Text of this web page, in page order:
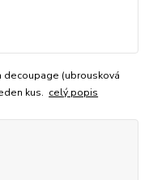
decoupage (ubrousková
kus. celý popis